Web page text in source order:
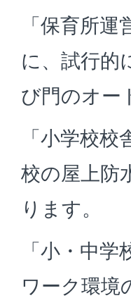
「保育所
に、試行的
び門のオー
「小学校
校の屋上防
ります。
「小・中
ワーク環境